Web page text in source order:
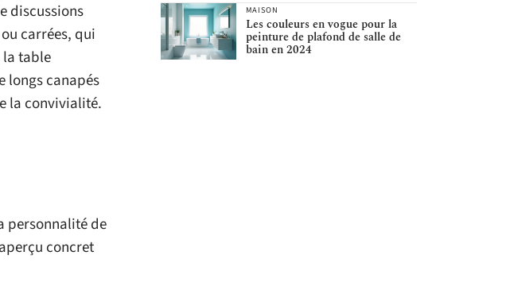
discussions
carrées, qui
la table
longs canapés
la convivialité.
personnalité de
concret
MAISON
Les couleurs en vogue pour la
peinture de plafond de salle de
bain en 2024